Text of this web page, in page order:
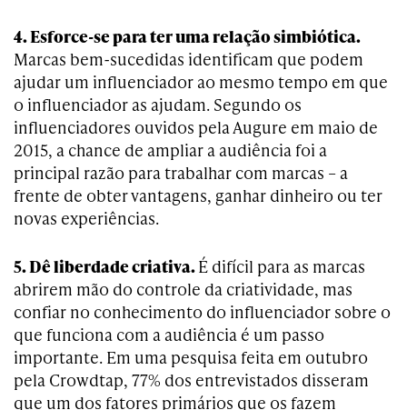
4. Esforce-se para ter uma relação simbiótica.
Marcas bem-sucedidas identificam que podem
ajudar um influenciador ao mesmo tempo em que
o influenciador as ajudam. Segundo os
influenciadores ouvidos pela Augure em maio de
2015, a chance de ampliar a audiência foi a
principal razão para trabalhar com marcas – a
frente de obter vantagens, ganhar dinheiro ou ter
novas experiências.
5. Dê liberdade criativa.É difícil para as marcas
abrirem mão do controle da criatividade, mas
confiar no conhecimento do influenciador sobre o
que funciona com a audiência é um passo
importante. Em uma pesquisa feita em outubro
pela Crowdtap, 77% dos entrevistados disseram
que um dos fatores primários que os fazem